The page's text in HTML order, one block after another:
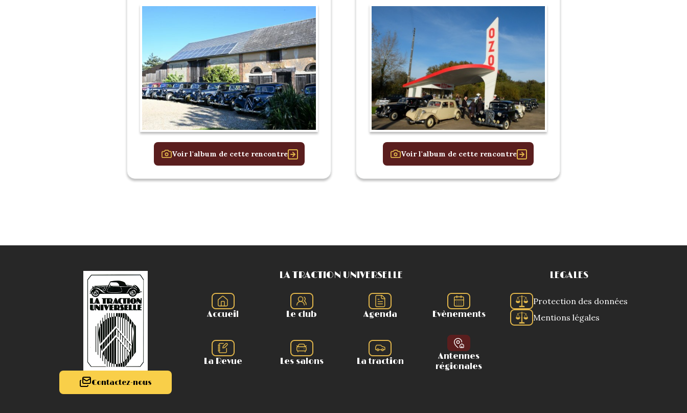
Voir l'album de cette rencontre Voir l'album de cette rencontre
Contactez-nous
LA TRACTION UNIVERSELLE
Accueil Le club Agenda Evènements
La Revue Les salons La traction
Antennes
régionales
LEGALES
Protection des données
Mentions légales